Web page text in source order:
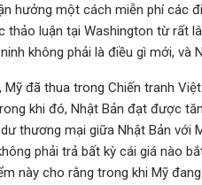
hưởng một cách miễn phí các
thảo luận tại Washington từ rất
không phải là điều gì mới,
Mỹ đã thua trong Chiến tranh
khi đó, Nhật Bản đạt được
thương mại giữa Nhật Bản với
phải trả bất kỳ cái giá nào
này cho rằng trong khi Mỹ